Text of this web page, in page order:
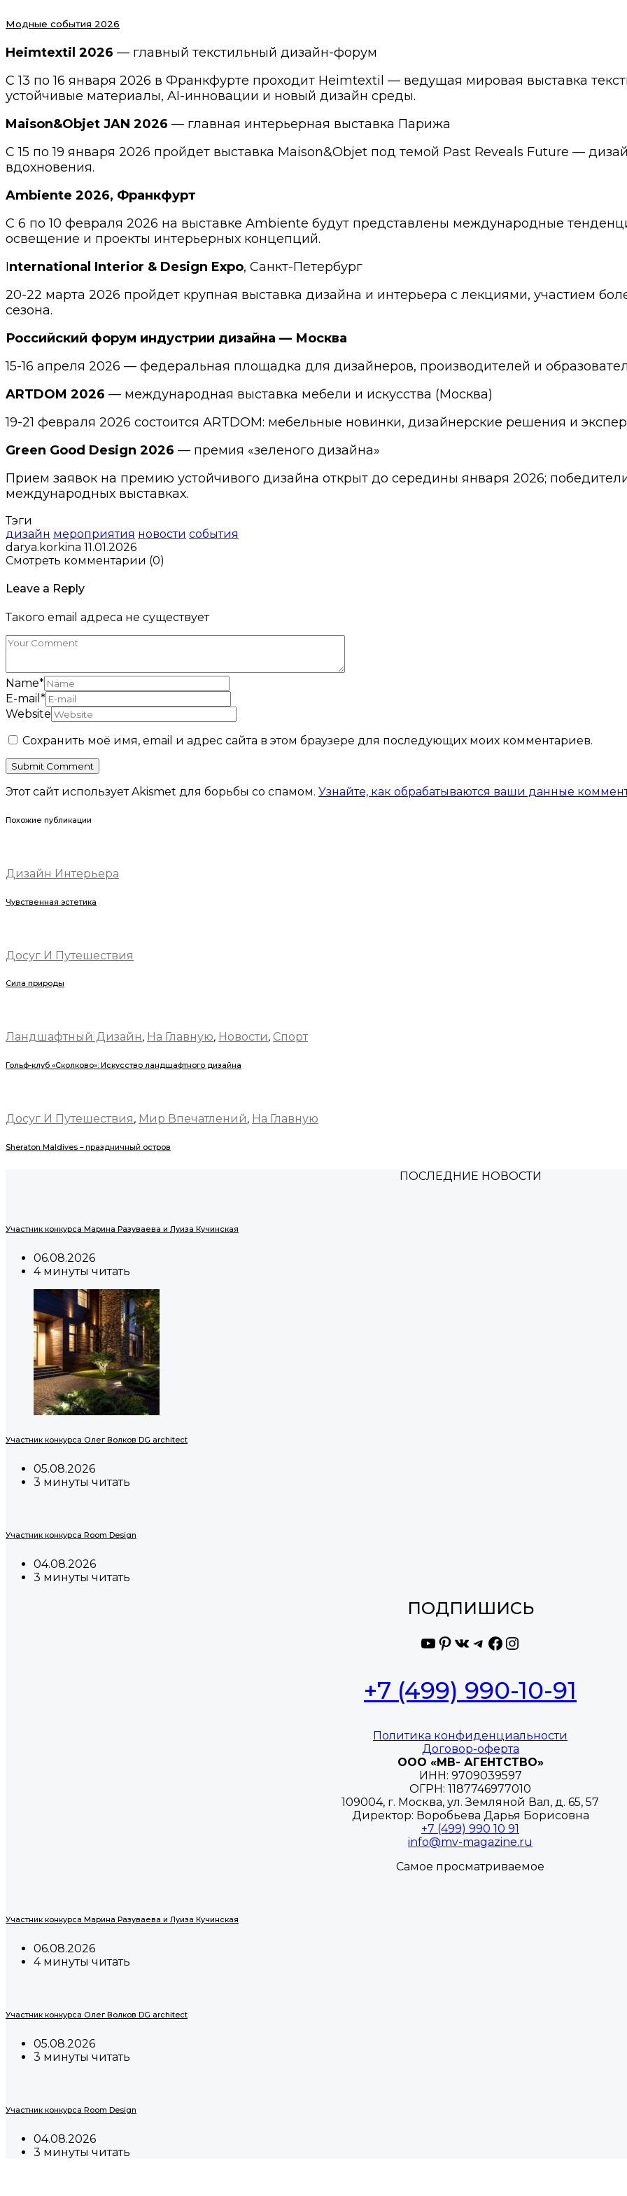
Модные события 2026
Heimtextil 2026 — главный текстильный дизайн-форум
С 13 по 16 января 2026 в Франкфурте проходит Heimtextil — ведущая мировая выставка
устойчивые материалы, AI-инновации и новый дизайн среды.
Maison&Objet JAN 2026 — главная интерьерная выставка Парижа
C 15 по 19 января 2026 пройдет выставка Maison&Objet под темой Past Reveals Future —
вдохновения.
Ambiente 2026, Франкфурт
С 6 по 10 февраля 2026 на выставке Ambiente будут представлены международные
освещение и проекты интерьерных концепций.
International Interior & Design Expo, Санкт-Петербург
20-22 марта 2026 пройдет крупная выставка дизайна и интерьера с лекциями, участием
сезона.
Российский форум индустрии дизайна — Москва
15-16 апреля 2026 — федеральная площадка для дизайнеров, производителей и
ARTDOM 2026 — международная выставка мебели и искусства (Москва)
19-21 февраля 2026 состоится ARTDOM: мебельные новинки, дизайнерские решения и
Green Good Design 2026 — премия «зеленого дизайна»
Прием заявок на премию устойчивого дизайна открыт до середины января 2026;
международных выставках.
Тэги
дизайн мероприятия новости события
darya.korkina 11.01.2026
Смотреть комментарии (0)
Leave a Reply
Такого email адреса не существует
Name*
E-mail *
Website
Сохранить моё имя, email и адрес сайта в этом браузере для последующих моих комментариев.
Этот сайт использует Akismet для борьбы со спамом. Узнайте, как обрабатываются ваши данные
Похожие публикации
Дизайн Интерьера
Чувственная эстетика
Досуг И Путешествия
Сила природы
Ландшафтный Дизайн, На Главную, Новости, Спорт
Гольф-клуб «Сколково»: Искусство ландшафтного дизайна
Досуг И Путешествия, Мир Впечатлений, На Главную
Sheraton Maldives – праздничный остров
ПОСЛЕДНИЕ НОВОСТИ
Участник конкурса Марина Разуваева и Луиза Кучинская
06.08.2026
4 минуты читать
Участник конкурса Олег Волков DG architect
05.08.2026
3 минуты читать
Участник конкурса Room Design
04.08.2026
3 минуты читать
ПОДПИШИСЬ
YouTube
Pinterest
ВКонтакте
Telegram
Facebook
Instagram
+7 (499) 990-10-91
Политика конфиденциальности
Договор-оферта
ООО «МВ- АГЕНТСТВО»
ИНН: 9709039597
ОГРН: 1187746977010
109004, г. Москва, ул. Земляной Вал, д. 65, 57
Директор: Воробьева Дарья Борисовна
+7 (499) 990 10 91
info@mv-magazine.ru
Самое просматриваемое
Участник конкурса Марина Разуваева и Луиза Кучинская
06.08.2026
4 минуты читать
Участник конкурса Олег Волков DG architect
05.08.2026
3 минуты читать
Участник конкурса Room Design
04.08.2026
3 минуты читать